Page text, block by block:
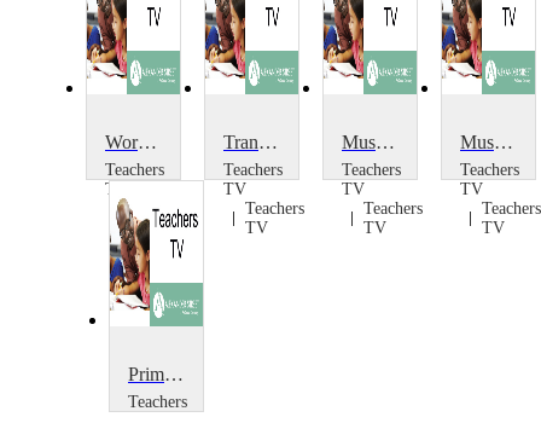
World Music from The Brit School
Teachers
TV
Teachers
TV
Transforming the Music Room
Teachers
TV
Teachers
TV
Musicâ€™s Energy Footprint: Energy Footprint of T-shirts
Teachers
TV
Teachers
TV
Music's Energy Footprint
Teachers
TV
Teachers
TV
Primary Music: Three Notes
Teachers